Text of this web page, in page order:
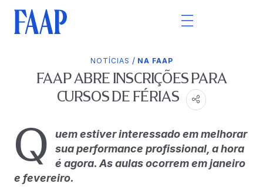
NOTÍCIAS / NA FAAP
FAAP ABRE INSCRIÇÕES PARA
CURSOS DE FÉRIAS
Q
uem estiver interessado em melhorar
sua performance profissional, a hora
é agora. As aulas ocorrem em janeiro
e fevereiro.